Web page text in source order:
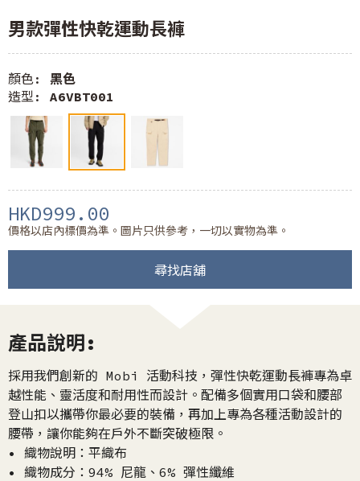
男款彈性快乾運動長褲
顏色: 黑色
造型: A6VBT001
HKD999.00
價格以店內標價為準。圖片只供參考，一切以實物為準。
尋找店舖
產品說明:
採用我們創新的 Mobi 活動科技，彈性快乾運動長褲專為卓
越性能、靈活度和耐用性而設計。配備多個實用口袋和腰部
登山扣以攜帶你最必要的裝備，再加上專為各種活動設計的
腰帶，讓你能夠在戶外不斷突破極限。
• 織物說明：平織布
• 織物成分：94% 尼龍、6% 彈性纖維